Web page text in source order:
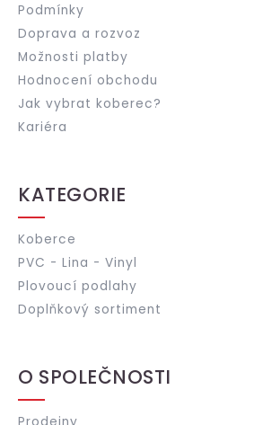
Podmínky
Doprava a rozvoz
Možnosti platby
Hodnocení obchodu
Jak vybrat koberec?
Kariéra
KATEGORIE
Koberce
PVC - Lina - Vinyl
Plovoucí podlahy
Doplňkový sortiment
O SPOLEČNOSTI